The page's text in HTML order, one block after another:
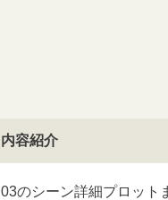
内容紹介
03のシーン詳細プロット